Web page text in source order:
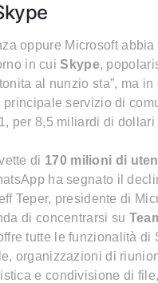
oppure Microsoft
in cuiSkype,
al nunzio sta”, ma
servizio di
per 8,5 miliardi di
di 170 milioni di
ha segnato il
Teper, presidente di
di concentrarsi su
tutte le funzionalità
organizzazioni di
e condivisione di